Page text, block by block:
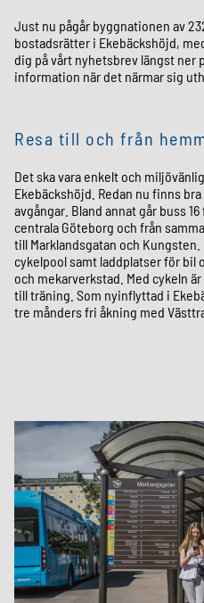
Just nu pågår byggnationen av
bostadsrätter i Ekebäckshöjd,
dig på vårt nyhetsbrev längst ner
information när det närmar sig
Resa till och från
Det ska vara enkelt och
Ekebäckshöjd. Redan nu finns
avgångar. Bland annat går buss
centrala Göteborg och från
till Marklandsgatan och
cykelpool samt laddplatser för bil
och mekarverkstad. Med cykeln
till träning. Som nyinflyttad i
tre månders fri åkning med